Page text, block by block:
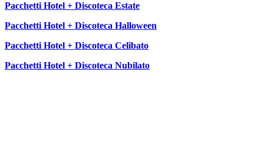
Pacchetti Hotel + Discoteca Estate
Pacchetti Hotel + Discoteca Halloween
Pacchetti Hotel + Discoteca Celibato
Pacchetti Hotel + Discoteca Nubilato